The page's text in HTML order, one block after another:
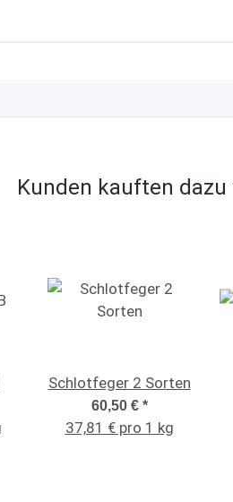
Kunden kauften
Schlotfeger 2 Sorten
60,50 € *
37,81 € pro 1 kg